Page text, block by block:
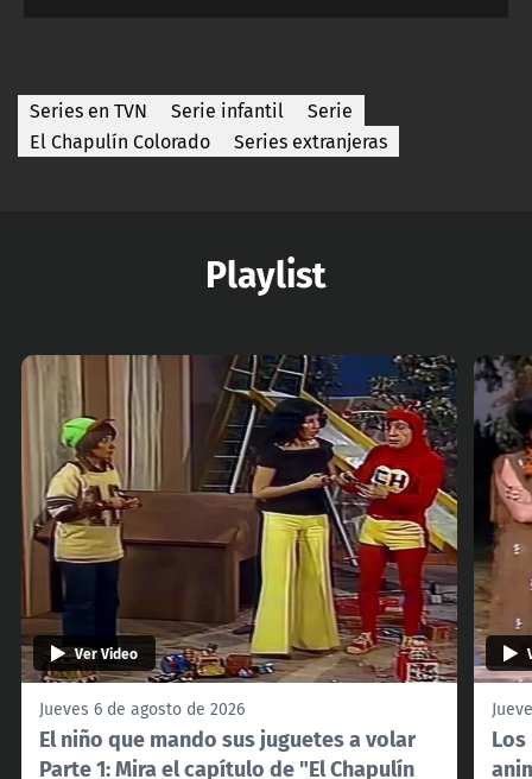
Series en TVN Serie infantil
Serie
El Chapulín Colorado
Series extranjeras
Playlist
Ver Video
Jueves 6 de agosto de 2026
El niño que mando sus juguetes a volar
Parte 1: Mira el capítulo de "El Chapulín